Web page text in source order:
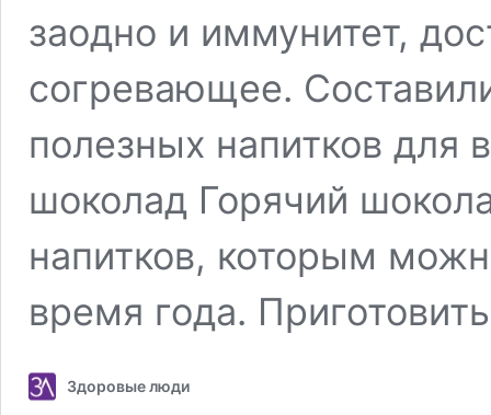
заодно и иммунитет,
согревающее.
полезных напитков для
шоколад Горячий
напитков, которым
время года.
Здоровые люди